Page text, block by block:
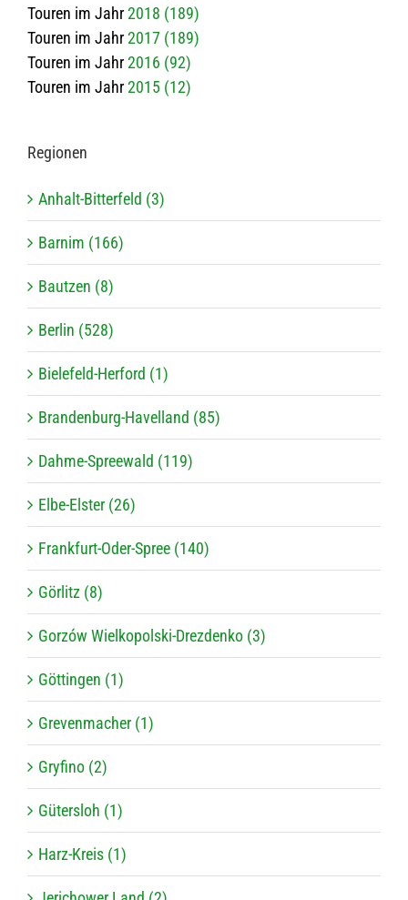
Touren im Jahr2018 (189)
Touren im Jahr2017 (189)
Touren im Jahr2016 (92)
Touren im Jahr2015 (12)
Regio­nen
Anhalt-Bitterfeld (3)
Barnim (166)
Bautzen (8)
Berlin (528)
Bielefeld-Herford (1)
Brandenburg-Havelland (85)
Dahme-Spreewald (119)
Elbe-Elster (26)
Frankfurt-Oder-Spree (140)
Görlitz (8)
Gorzów Wielkopolski-Drezdenko (3)
Göttingen (1)
Grevenmacher (1)
Gryfino (2)
Gütersloh (1)
Harz-Kreis (1)